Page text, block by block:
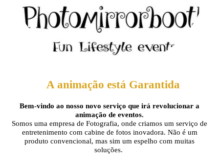
A animação está Garantida
Bem-vindo ao nosso novo serviço que irá revolucionar a
animação de eventos.
Somos uma empresa de Fotografia, onde criamos um serviço de
entretenimento com cabine de fotos inovadora. Não é um
produto convencional, mas sim um espelho com muitas
soluções.